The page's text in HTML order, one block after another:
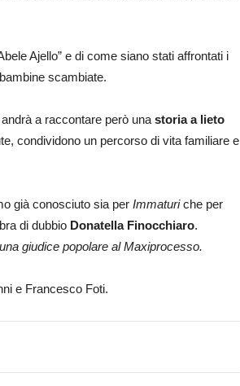
Ajello” e di come siano stati affrontati i
scambiate.
a raccontare però una storia a lieto
condividono un percorso di vita familiare e
già conosciuto sia per Immaturiche per
di dubbio Donatella Finocchiaro.
giudice popolare al Maxiprocesso.
e Francesco Foti.